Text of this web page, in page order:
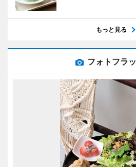
もっと見る
フォトフラ